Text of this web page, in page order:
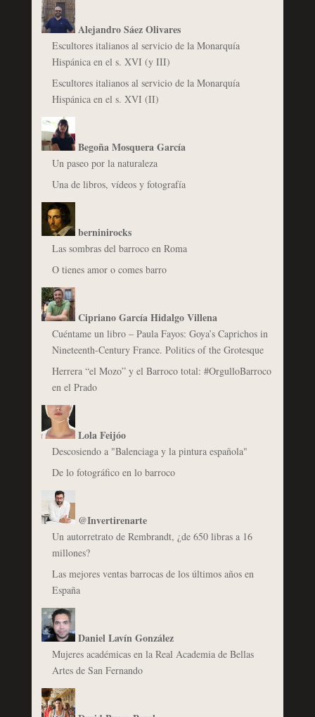
Alejandro Sáez Olivares
Escultores italianos al servicio de la Monarquía
Hispánica en el s. XVI (y III)
Escultores italianos al servicio de la Monarquía
Hispánica en el s. XVI (II)
Begoña Mosquera García
Un paseo por la naturaleza
Una de libros, vídeos y fotografía
berninirocks
Las sombras del barroco en Roma
O tienes amor o comes barro
Cipriano García Hidalgo Villena
Cuéntame un libro – Paula Fayos: Goya’s Caprichos in
Nineteenth-Century France. Politics of the Grotesque
Herrera “el Mozo” y el Barroco total: #OrgulloBarroco
en el Prado
Lola Feijóo
Descosiendo a "Balenciaga y la pintura española"
De lo fotográfico en lo barroco
@Invertirenarte
Un autorretrato de Rembrandt, ¿de 650 libras a 16
millones?
Las mejores ventas barrocas de los últimos años en
España
Daniel Lavín González
Mujeres académicas en la Real Academia de Bellas
Artes de San Fernando